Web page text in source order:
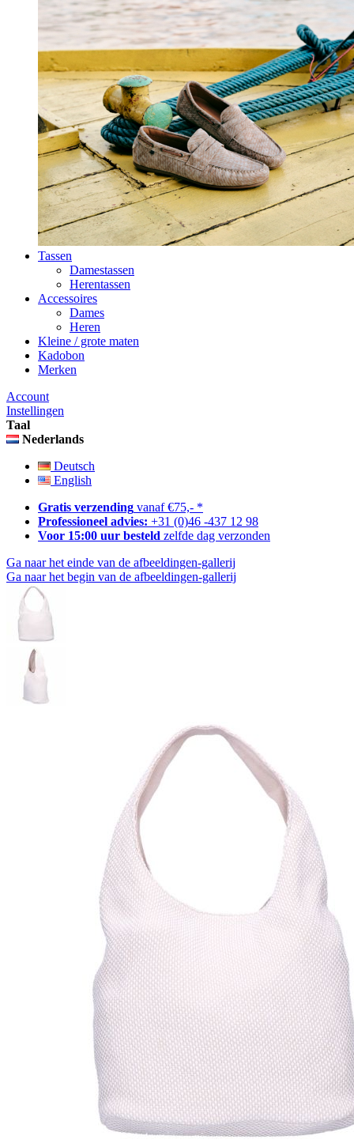
Tassen
Damestassen
Herentassen
Accessoires
Dames
Heren
Kleine / grote maten
Kadobon
Merken
Account
Instellingen
Taal
Nederlands
Deutsch
English
Gratis verzending vanaf €75,- *
Professioneel advies: +31 (0)46 -437 12 98
Voor 15:00 uur besteld zelfde dag verzonden
Ga naar het einde van de afbeeldingen-gallerij
Ga naar het begin van de afbeeldingen-gallerij